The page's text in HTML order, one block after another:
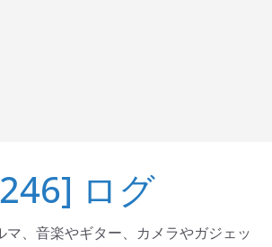
ログ
マ、音楽やギター、カメラやガジェッ